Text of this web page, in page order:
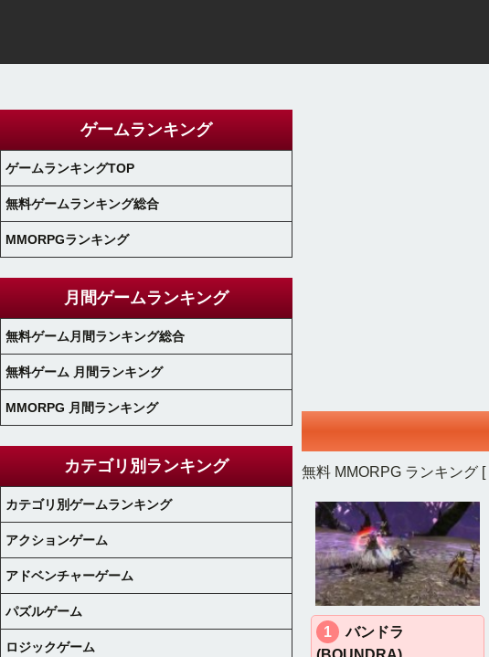
ゲームランキング
ゲームランキングTOP
無料ゲームランキング総合
MMORPGランキング
月間ゲームランキング
無料ゲーム月間ランキング総合
無料ゲーム 月間ランキング
MMORPG 月間ランキング
カテゴリ別ランキング
カテゴリ別ゲームランキング
アクションゲーム
アドベンチャーゲーム
パズルゲーム
ロジックゲーム
無料 MMORPG ランキング [
1
バンドラ